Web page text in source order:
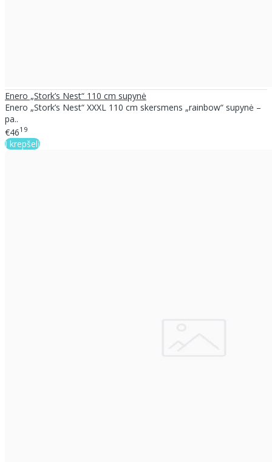
Enero „Stork’s Nest“ 110 cm supynė
Enero „Stork’s Nest“ XXXL 110 cm skersmens „rainbow“ supynė –
pa..
€4619
Į krepšelį